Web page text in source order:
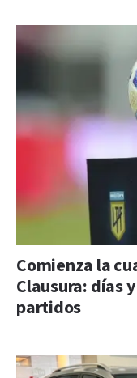
Comienza la
Clausura: días
partidos